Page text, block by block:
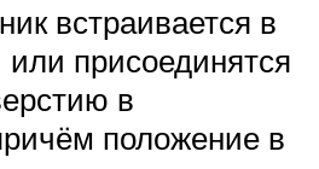
встраивается в
присоединятся
в
положение в